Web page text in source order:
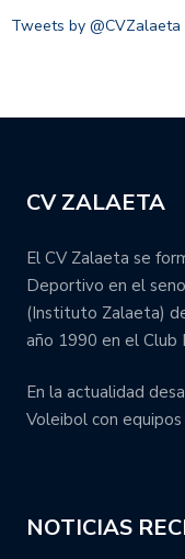
Tweets by @CVZalaeta
CV ZALAETA
El CV Zalaeta se
Deportivo en el
(Instituto Zalaeta)
año 1990 en el
En la actualidad
Voleibol con
NOTICIAS